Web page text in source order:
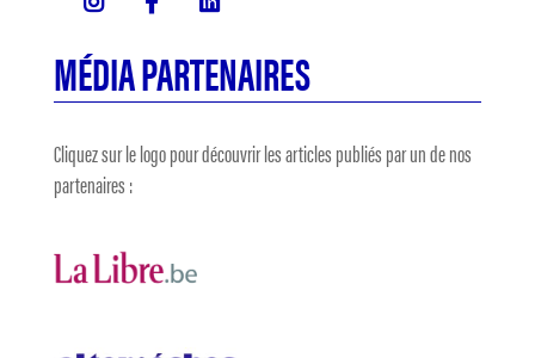
MÉDIA PARTENAIRES
Cliquez sur le logo pour découvrir les articles publiés par un de nos
partenaires :